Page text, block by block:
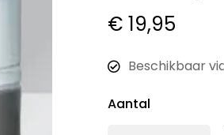
€ 19,95
Beschikbaar
Aantal